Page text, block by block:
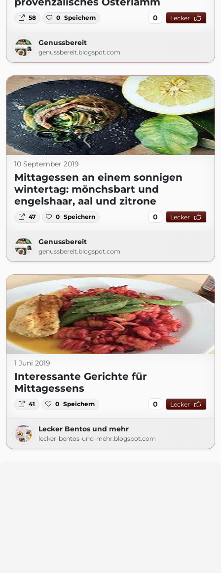
58 0 Speichern 0 Lecker
Genussbereit
genussbereit.blogspot.com
10 September 2019
Mittagessen an einem sonnigen
wintertag: mönchsbart und
engelshaar, aal und zitrone
47 0 Speichern 0 Lecker
Genussbereit
genussbereit.blogspot.com
1 Juni 2019
Interessante Gerichte für
Mittagessens
41 0 Speichern 0 Lecker
Lecker Bentos und mehr
lecker-bentos-und-mehr.blogspot.com